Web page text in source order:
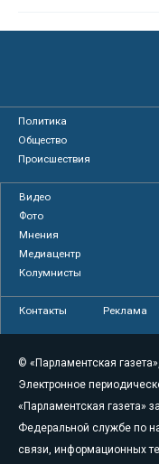
Политика
Общество
Происшествия
Видео
Фото
Мнения
Медиацентр
Колумнисты
Контакты Реклама
© «Парламентская
Электронное
«Парламентская газета»
Федеральной службе по
связи, информационных